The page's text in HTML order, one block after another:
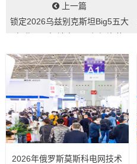
上一篇
锁定2026乌兹别克斯坦Big5五大
海...
2026年俄罗斯莫斯科电网技术